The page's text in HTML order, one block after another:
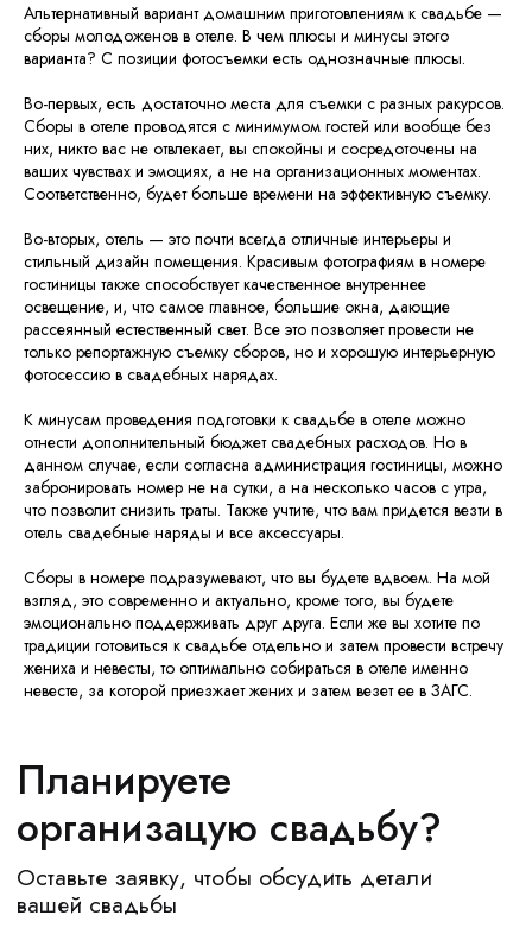
Альтернативный вариант домашним приготовлениям к свадьбе —
сборы молодоженов в отеле. В чем плюсы и минусы этого
варианта? С позиции фотосъемки есть однозначные плюсы.
Во-первых, есть достаточно места для съемки с разных ракурсов.
Сборы в отеле проводятся с минимумом гостей или вообще без
них, никто вас не отвлекает, вы спокойны и сосредоточены на
ваших чувствах и эмоциях, а не на организационных моментах.
Соответственно, будет больше времени на эффективную съемку.
Во-вторых, отель — это почти всегда отличные интерьеры и
стильный дизайн помещения. Красивым фотографиям в номере
гостиницы также способствует качественное внутреннее
освещение, и, что самое главное, большие окна, дающие
рассеянный естественный свет. Все это позволяет провести не
только репортажную съемку сборов, но и хорошую интерьерную
фотосессию в свадебных нарядах.
К минусам проведения подготовки к свадьбе в отеле можно
отнести дополнительный бюджет свадебных расходов. Но в
данном случае, если согласна администрация гостиницы, можно
забронировать номер не на сутки, а на несколько часов с утра,
что позволит снизить траты. Также учтите, что вам придется везти в
отель свадебные наряды и все аксессуары.
Сборы в номере подразумевают, что вы будете вдвоем. На мой
взгляд, это современно и актуально, кроме того, вы будете
эмоционально поддерживать друг друга. Если же вы хотите по
традиции готовиться к свадьбе отдельно и затем провести встречу
жениха и невесты, то оптимально собираться в отеле именно
невесте, за которой приезжает жених и затем везет ее в ЗАГС.
Ваше имя
Телефон
+7
Отправляя свои данные, вы соглашаетесь с условиями
Политики конфиденциальности
Мы прилагаем все усилия каждый день, чтобы
сделать наших клиентов счастливыми.
вашей свадьбы
Планируете
организацую свадьбу?